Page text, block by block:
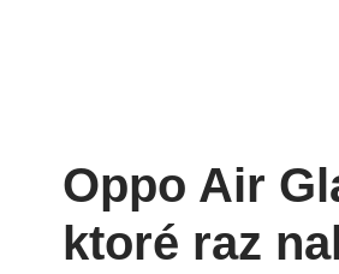
Oppo Air
ktoré raz